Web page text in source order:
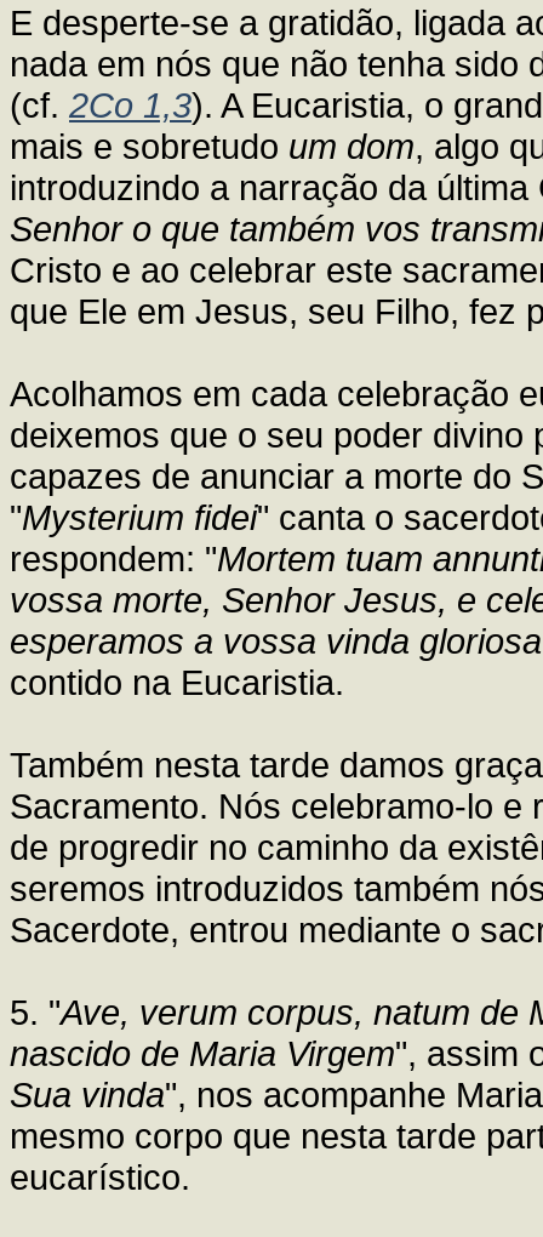
E desperte-se a gratidão, ligada
nada em nós que não tenha sido
(cf. 2Co 1,3). A Eucaristia, o
mais e sobretudo um dom, algo
introduzindo a narração da
Senhor o que também vos
Cristo e ao celebrar este
que Ele em Jesus, seu Filho, fez
Acolhamos em cada celebração
deixemos que o seu poder
capazes de anunciar a morte do
"Mysterium fidei" canta o
respondem: "Mortem tuam
vossa morte, Senhor Jesus, e
esperamos a vossa vinda gloriosa
contido na Eucaristia.
Também nesta tarde damos
Sacramento. Nós celebramo-lo
de progredir no caminho da
seremos introduzidos também
Sacerdote, entrou mediante o
5. "Ave, verum corpus, natum de
nascido de Maria Virgem", assim
Sua vinda", nos acompanhe
mesmo corpo que nesta tarde
eucarístico.